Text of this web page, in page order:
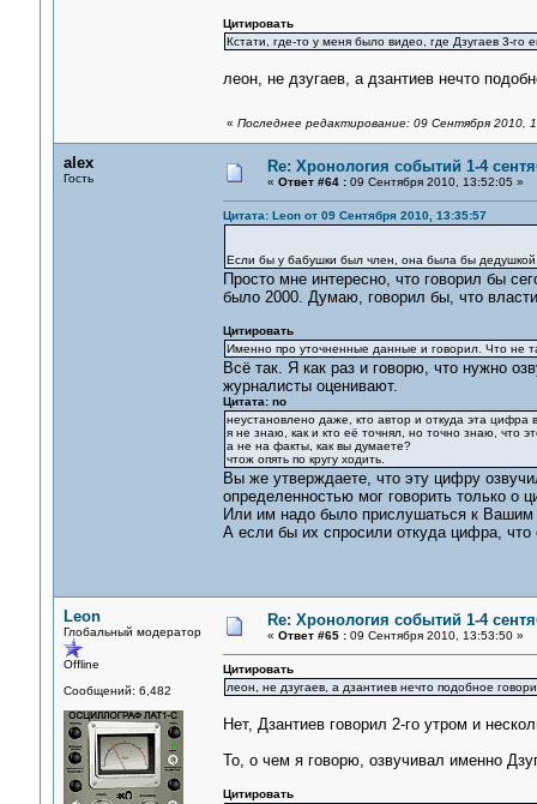
Цитировать
Кстати, где-то у меня было видео, где Дзугаев 3-го
леон, не дзугаев, а дзантиев нечто
« Последнее редактирование: 09 Сентября 2010,
alex
Гость
Re: Хронология событий 1-4
« Ответ #64 :09 Сентября 2010, 13:52:05 »
Цитата: Leon от 09 Сентября 2010, 13:35:57
Если бы у бабушки был член, она была бы
Просто мне интересно, что говорил бы
было 2000. Думаю, говорил бы, что
Цитировать
Именно про уточненные данные и говорил. Что не
Всё так. Я как раз и говорю, что нужно
журналисты оценивают.
Цитата: no
неустановлено даже, кто автор и откуда эта цифра
я не знаю, как и кто её точнял, но точно знаю, что
а не на факты, как вы думаете?
чтож опять по кругу ходить.
Вы же утверждаете, что эту цифру
определенностью мог говорить только о
Или им надо было прислушаться к Вашим
А если бы их спросили откуда цифра,
Leon
Глобальный модератор
Offline
Сообщений: 6,482
Re: Хронология событий 1-4
« Ответ #65 :09 Сентября 2010, 13:53:50 »
Цитировать
леон, не дзугаев, а дзантиев нечто подобное
Нет, Дзантиев говорил 2-го утром и
То, о чем я говорю, озвучивал именно
Цитировать